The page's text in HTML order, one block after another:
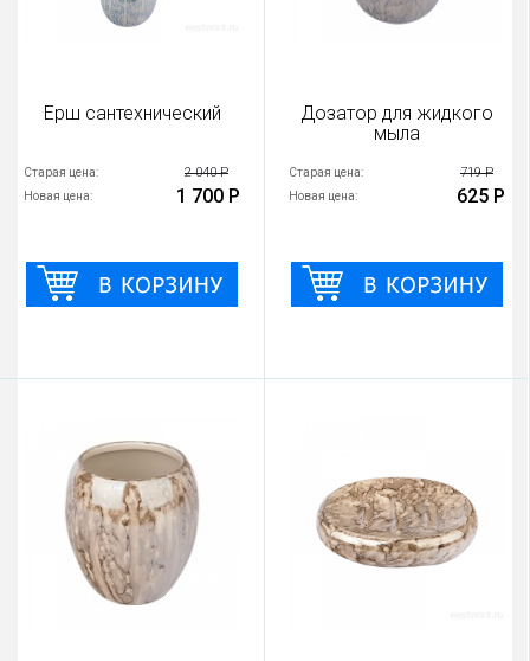
Ерш сантехнический
Старая цена: 2 040 Р
Новая цена: 1 700 Р
Дозатор для жидкого
мыла
Старая цена: 719 Р
Новая цена: 625 Р